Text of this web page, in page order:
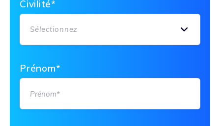
leave
this
field
Civilité*
Sélectionnez
Prénom*